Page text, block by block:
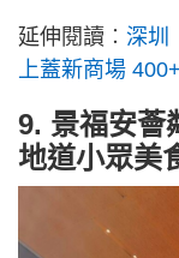
延伸閱讀︰ 深圳
上蓋新商場
9. 景福安薈
地道小眾美